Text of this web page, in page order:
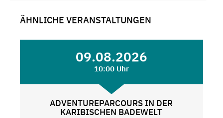
ÄHNLICHE VERANSTALTUNGEN
09.08.2026
10:00 Uhr
ADVENTUREPARCOURS IN DER
KARIBISCHEN BADEWELT